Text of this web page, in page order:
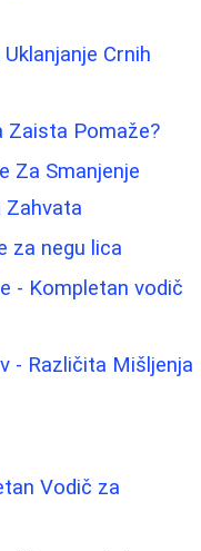
Crnih
Zaista Pomaže?
Za Smanjenje
Zahvata
za negu lica
- Kompletan vodič
- Različita Mišljenja
Vodič za